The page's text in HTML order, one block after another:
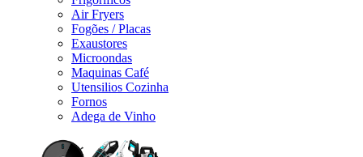
Air Fryers
Fogões / Placas
Exaustores
Microondas
Maquinas Café
Utensilios Cozinha
Fornos
Adega de Vinho